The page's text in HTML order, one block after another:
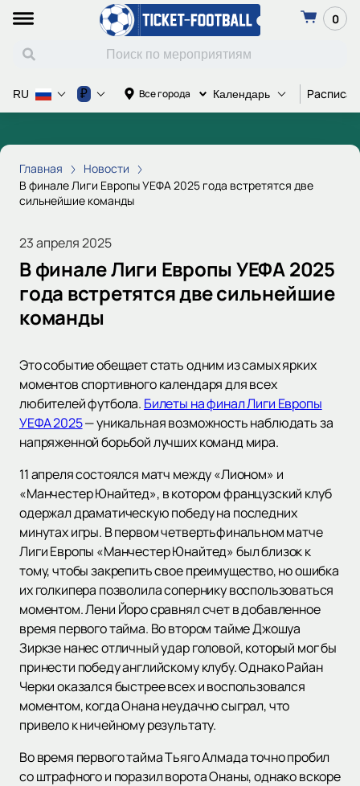
0
Все города Календарь
RU ₽
Главная
Новости
В финале Лиги Европы УЕФА 2025 года встретятся две
сильнейшие команды
23 апреля 2025
В финале Лиги Европы УЕФА 2025
года встретятся две сильнейшие
команды
Это событие обещает стать одним из самых ярких
моментов спортивного календаря для всех
любителей футбола. Билеты на финал Лиги Европы
УЕФА 2025— уникальная возможность наблюдать за
напряженной борьбой лучших команд мира.
11 апреля состоялся матч между «Лионом» и
«Манчестер Юнайтед», в котором французский клуб
одержал драматическую победу на последних
минутах игры. В первом четвертьфинальном матче
Лиги Европы «Манчестер Юнайтед» был близок к
тому, чтобы закрепить свое преимущество, но ошибка
их голкипера позволила сопернику воспользоваться
моментом. Лени Йоро сравнял счет в добавленное
время первого тайма. Во втором тайме Джошуа
Зиркзе нанес отличный удар головой, который мог бы
принести победу английскому клубу. Однако Райан
Черки оказался быстрее всех и воспользовался
моментом, когда Онана неудачно сыграл, что
привело к ничейному результату.
Во время первого тайма Тьяго Алмада точно пробил
со штрафного и поразил ворота Онаны, однако вскоре